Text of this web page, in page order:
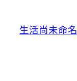
生活尚未命名